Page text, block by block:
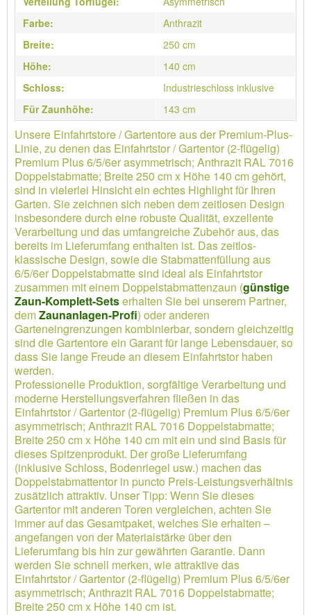
Farbe:
Anthrazit
Breite:
250 cm
Höhe:
140 cm
Schloss:
Industrieschloss inklusive
Für Zaunhöhe:
143 cm
Unsere Einfahrtstore / Gartentore aus der Premium-Plus-
Linie, zu denen das Einfahrtstor / Gartentor (2-flügelig)
Premium Plus 6/5/6er asymmetrisch; Anthrazit RAL 7016
Doppelstabmatte; Breite 250 cm x Höhe 140 cm gehört,
sind in vielerlei Hinsicht ein echtes Highlight für Ihren
Garten. Sie zeichnen sich neben dem zeitlosen Design
insbesondere durch eine robuste Qualität, exzellente
Verarbeitung und das umfangreiche Zubehör aus, das
bereits im Lieferumfang enthalten ist. Das zeitlos-
klassische Design, sowie die Stabmattenfüllung aus
6/5/6er Doppelstabmatte sind ideal als Einfahrtstor
zusammen mit einem Doppelstabmattenzaun (günstige
Zaun-Komplett-Setserhalten Sie bei unserem Partner,
demZaunanlagen-Profi) oder anderen
Garteneingrenzungen kombinierbar, sondern gleichzeitig
sind die Gartentore ein Garant für lange Lebensdauer, so
dass Sie lange Freude an diesem Einfahrtstor haben
werden.
Professionelle Produktion, sorgfältige Verarbeitung und
moderne Herstellungsverfahren fließen in das
Einfahrtstor / Gartentor (2-flügelig) Premium Plus 6/5/6er
asymmetrisch; Anthrazit RAL 7016 Doppelstabmatte;
Breite 250 cm x Höhe 140 cm mit ein und sind Basis für
dieses Spitzenprodukt. Der große Lieferumfang
(inklusive Schloss, Bodenriegel usw.) machen das
Doppelstabmattentor in puncto Preis-Leistungsverhältnis
zusätzlich attraktiv. Unser Tipp: Wenn Sie dieses
Gartentor mit anderen Toren vergleichen, achten Sie
immer auf das Gesamtpaket, welches Sie erhalten –
angefangen von der Materialstärke über den
Lieferumfang bis hin zur gewährten Garantie. Dann
werden Sie schnell merken, wie attraktive das
Einfahrtstor / Gartentor (2-flügelig) Premium Plus 6/5/6er
asymmetrisch; Anthrazit RAL 7016 Doppelstabmatte;
Breite 250 cm x Höhe 140 cm ist.